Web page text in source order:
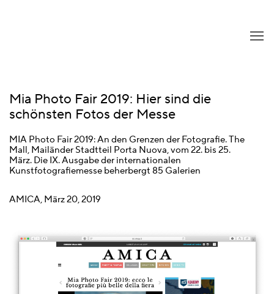
Mia Photo Fair 2019: Hier sind die
schönsten Fotos der Messe
MIA Photo Fair 2019: An den Grenzen der Fotografie. The
Mall, Mailänder Stadtteil Porta Nuova, vom 22. bis 25.
März. Die IX. Ausgabe der internationalen
Kunstfotografiemesse beherbergt 85 Galerien
AMICA, März 20, 2019